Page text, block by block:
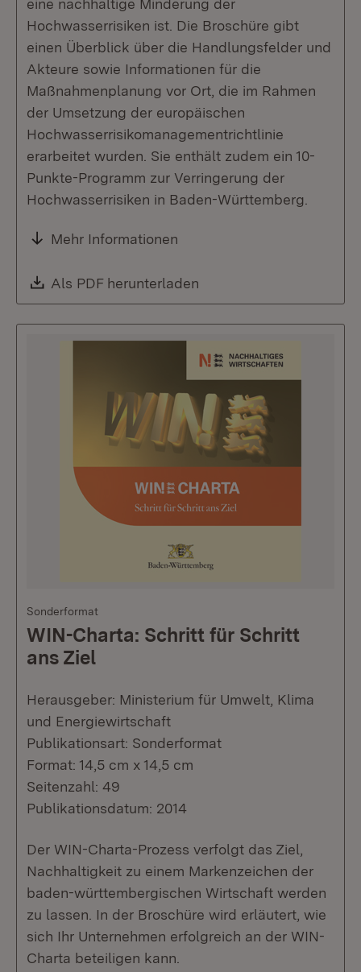
eine nachhaltige Minderung der
Hochwasserrisiken ist. Die Broschüre gibt
einen Überblick über die Handlungsfelder und
Akteure sowie Informationen für die
Maßnahmenplanung vor Ort, die im Rahmen
der Umsetzung der europäischen
Hochwasserrisikomanagementrichtlinie
erarbeitet wurden. Sie enthält zudem ein 10-
Punkte-Programm zur Verringerung der
Hochwasserrisiken in Baden-Württemberg.
Mehr Informationen
Download:
Als PDF herunterladen
Sonderformat
WIN-Charta: Schritt für Schritt
ans Ziel
Herausgeber: Ministerium für Umwelt, Klima
und Energiewirtschaft
Publikationsart: Sonderformat
Format: 14,5 cm x 14,5 cm
Seitenzahl: 49
Publikationsdatum: 2014
Der WIN-Charta-Prozess verfolgt das Ziel,
Nachhaltigkeit zu einem Markenzeichen der
baden-württembergischen Wirtschaft werden
zu lassen. In der Broschüre wird erläutert, wie
sich Ihr Unternehmen erfolgreich an der WIN-
Charta beteiligen kann.